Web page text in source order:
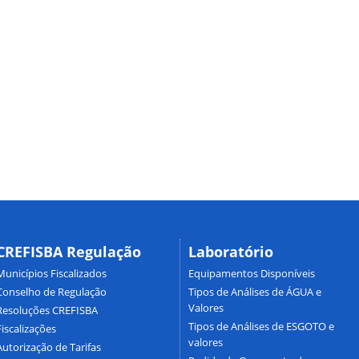
Regulação
Fiscalizados
de Regulação
CREFISBA
de Tarifas
Laboratório
Equipamentos Disponíveis
Tipos de Análises de ÁGUA e
Valores
Tipos de Análises de ESGOTO e
valores